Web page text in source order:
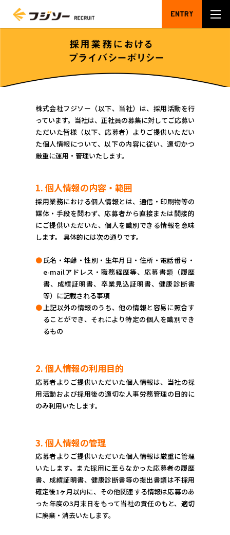
株式会社フジソー（以下、当社）は、採用活動を行
っています。当社は、正社員の募集に対してご応募い
ただいた皆様（以下、応募者）よりご提供いただい
た個人情報について、以下の内容に従い、適切かつ
厳重に運用・管理いたします。
1. 個人情報の内容・範囲
採用業務における個人情報とは、通信・印刷物等の
媒体・手段を問わず、応募者から直接または間接的
にご提供いただいた、個人を識別できる情報を意味
します。 具体的には次の通りです。
●
●
氏名・年齢・性別・生年月日・住所・電話番号・
e-mailアドレス・職務経歴等、応募書類（履歴
書、成績証明書、卒業見込証明書、健康診断書
等）に記載される事項
上記以外の情報のうち、他の情報と容易に照合す
ることができ、それにより特定の個人を識別でき
るもの
2. 個人情報の利用目的
応募者よりご提供いただいた個人情報は、当社の採
用活動および採用後の適切な人事労務管理の目的に
のみ利用いたします。
3. 個人情報の管理
応募者よりご提供いただいた個人情報は厳重に管理
いたします。また採用に至らなかった応募者の履歴
書、成績証明書、健康診断書等の提出書類は不採用
確定後1ヶ月以内に、その他関連する情報は応募のあ
った年度の3月末日をもって当社の責任のもと、適切
に廃棄・消去いたします。